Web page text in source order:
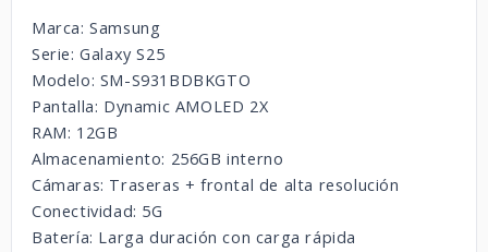
Marca: Samsung
Serie: Galaxy S25
Modelo: SM-S931BDBKGTO
Pantalla: Dynamic AMOLED 2X
RAM: 12GB
Almacenamiento: 256GB interno
Cámaras: Traseras + frontal de alta resolución
Conectividad: 5G
Batería: Larga duración con carga rápida